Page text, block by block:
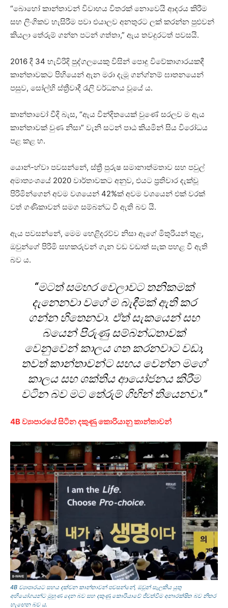
“බොහෝ කාන්තාවන් විවාහය විතරක් නොවෙයි ආදරය කිරීම
සහ ලිංගිකව හැසිරීම පවා එයාලව අනතුරට ලක් කරන්න පුළුවන්
කියලා තේරුම් ගන්න පටන් ගත්තා,” ඇය තවදුරටත් පවසයි.
2016 දී 34 හැවිරිදි පුද්ගලයෙකු විසින් පොදු විවේකාගාරයකදී
කාන්තාවකට පිහියෙන් ඇන මරා දැමූ ගන්ග්නම් ඝාතනයෙන්
පසුව, සෝල්හි ස්ත්‍රීවාදී රැලි වර්ධනය වූයේ ය.
කාන්තාවෝ වීදි බැස, “ඇය වින්දිතයෙක් වුණේ සරලව ම ඇය
කාන්තාවක් වුණ නිසා” වැනි සටන් පාඨ කියමින් සිය විරෝධය
පළ කළ හ.
යොන්-හ්වා පවසන්නේ, ස්ත්‍රී පුරුෂ සමානාත්මතාව සහ පවුල්
අමාත්‍යංශයේ 2020 වාර්තාවකට අනුව, එයට ප්‍රතිචාර දැක්වූ
පිරිමින්ගෙන් අවම වශයෙන් 42%ක් අවම වශයෙන් එක් වරක්
වත් ගණිකාවන් සමග සම්බන්ධ වී ඇති බව යි.
ඇය පවසන්නේ, මෙම හෙළිදරව්ව නිසා ඇගේ මිතුරියන් තුළ,
ඔවුන්ගේ පිරිමි සහකරුවන් ගැන වඩ වඩාත් සැක පහළ වී ඇති
බව ය.
“මටත් සමහර වෙලාවට තනිකමක්
දැනෙනවා වගේ ම බැඳීමක් ඇති කර
ගන්න හිතෙනවා. ඒත් සැකයෙන් සහ
බයෙන් පිරුණු සම්බන්ධතාවක්
වෙනුවෙන් කාලය ගත කරනවාට වඩා,
තවත් කාන්තාවන්ට සහය වෙන්න මගේ
කාලය සහ ශක්තිය ආයෝජනය කිරීම
වටින බව මට තේරුම් ගිහින් තියෙනවා.”
4B ව්‍යාපාරයේ සිටින දකුණු කොරියානු කාන්තාවන්
4B ව්‍යාපාරයට සහය දක්වන කාන්තාවන් පවසන්නේ, ඔවුන් සැලකිය යුතු
අභියෝගයන්ට මුහුණ දෙන බව සහ දකුණු කොරියාවේ ජීවත්වීම අනාරක්ෂිත බව නිතර
හැඟෙන බව ය.